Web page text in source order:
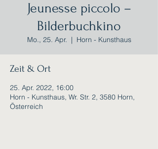
Jeunesse piccolo –
Bilderbuchkino
Mo., 25. Apr.
  |
Horn - Kunsthaus
Zeit & Ort
25. Apr. 2022, 16:00
Horn - Kunsthaus, Wr. Str. 2, 3580 Horn,
Österreich